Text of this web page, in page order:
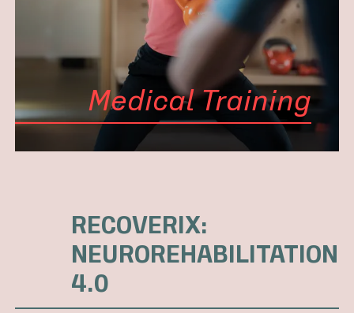
Medical Training
RECOVERIX:
NEUROREHABILITATION
4.0